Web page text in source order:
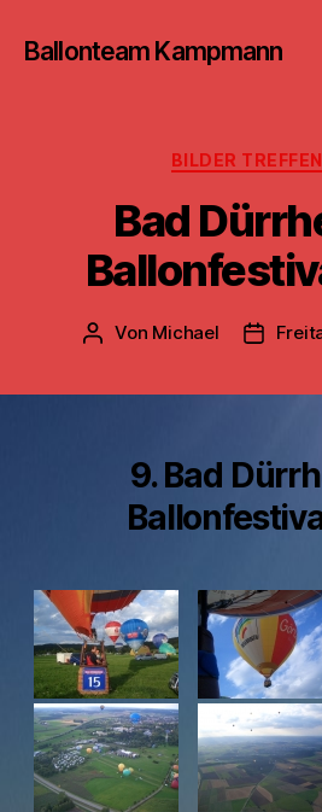
Ballonteam Kampmann
BILDER
Bad
Beitragsautor
Von Michael
9. Bad